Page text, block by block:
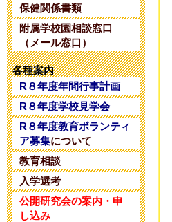
保健関係書類
附属学校園相談窓口
（メール窓口）
各種案内
R８年度年間行事計画
R８年度学校見学会
R８年度教育ボランティ
ア募集について
教育相談
入学選考
公開研究会の案内・申
し込み